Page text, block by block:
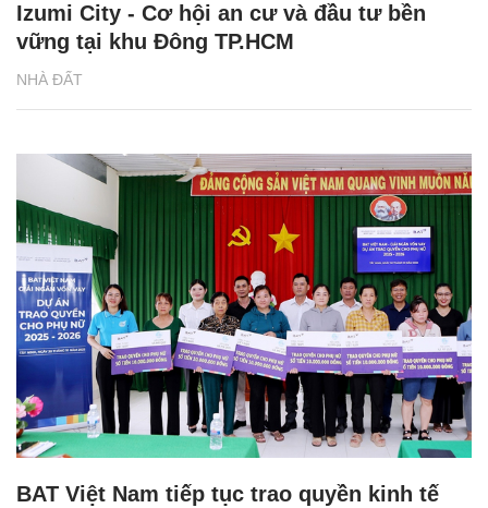
NHÀ ĐẤT
Izumi City - Cơ hội an cư và đầu tư bền
vững tại khu Đông TP.HCM
BAT Việt Nam tiếp tục trao quyền kinh tế